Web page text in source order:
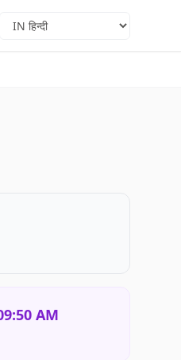
Language
AM